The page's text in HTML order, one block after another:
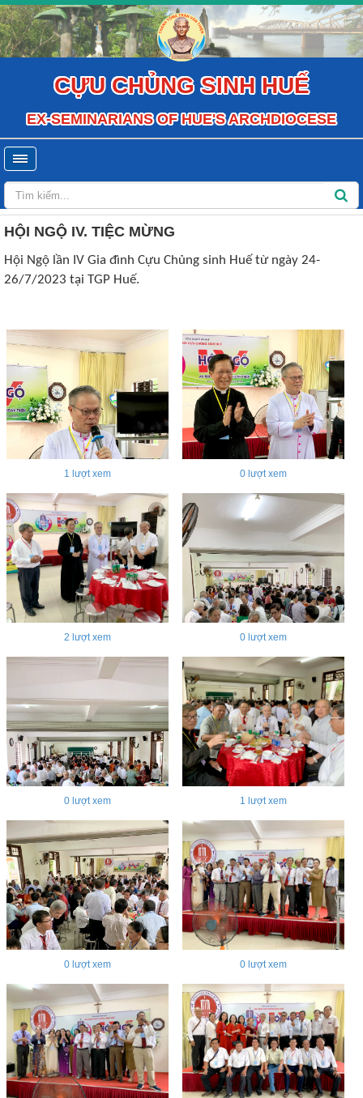
CỰU CHỦNG SINH HUẾ
EX-SEMINARIANS OF HUE'S ARCHDIOCESE
HỘI NGỘ IV. TIỆC MỪNG
Hội Ngộ lần IV Gia đình Cựu Chủng sinh Huế từ ngày 24-
26/7/2023 tại TGP Huế.
1 lượt xem 0lượt xem
2 lượt xem 0lượt xem
0 lượt xem 1 lượt xem
0 lượt xem 0lượt xem